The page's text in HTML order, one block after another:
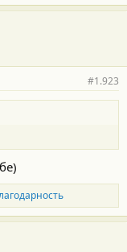
#1.923